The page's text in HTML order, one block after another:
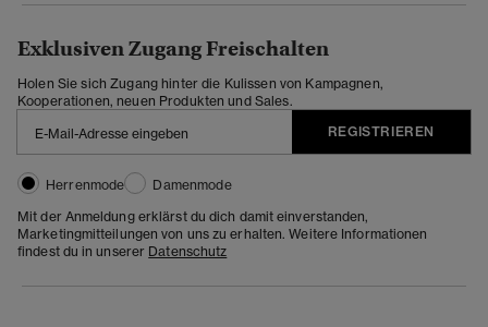
Exklusiven Zugang Freischalten
Holen Sie sich Zugang hinter die Kulissen von Kampagnen,
Kooperationen, neuen Produkten und Sales.
REGISTRIEREN
Herrenmode
Damenmode
Mit der Anmeldung erklärst du dich damit einverstanden,
Marketingmitteilungen von uns zu erhalten. Weitere Informationen
findest du in unserer Datenschutz